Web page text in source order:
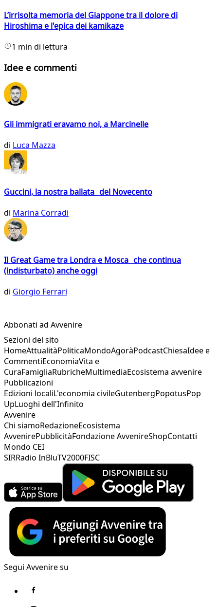
L’irrisolta memoria del Giappone tra il dolore di
Hiroshima e l'epica dei kamikaze
1 min di lettura
Idee e commenti
Gli immigrati eravamo noi, a Marcinelle
di Luca Mazza
Guccini, la nostra ballata del Novecento
di Marina Corradi
Il Great Game tra Londra e Mosca che continua
(indisturbato) anche oggi
di Giorgio Ferrari
Abbonati ad Avvenire
Sezioni del sito
HomeAttualitàPoliticaMondoAgoràPodcastChiesaIdee e
CommentiEconomiaVita e
CuraFamigliaRubricheMultimediaEcosistema avvenire
Pubblicazioni
Edizioni localiL'economia civileGutenbergPopotusPop
UpLuoghi dell'Infinito
Avvenire
Chi siamoRedazioneEcosistema
AvvenirePubblicitàFondazione AvvenireShopContatti
Mondo CEI
SIRRadio InBluTV2000FISC
Segui Avvenire su